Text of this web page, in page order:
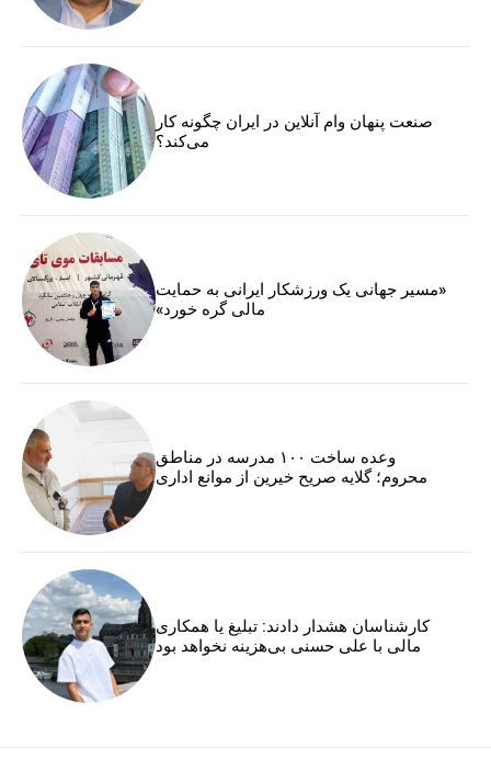
صنعت پنهان وام آنلاین در ایران چگونه کار
می‌کند؟
«مسیر جهانی یک ورزشکار ایرانی به حمایت
مالی گره خورد»
وعده ساخت ۱۰۰ مدرسه در مناطق
محروم؛ گلایه صریح خیرین از موانع اداری
کارشناسان هشدار دادند: تبلیغ یا همکاری
مالی با علی حسنی بی‌هزینه نخواهد بود